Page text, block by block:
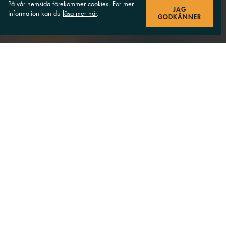
På vår hemsida förekommer cookies. För mer
information kan du
läsa mer här.
JAG
GODKÄNNER